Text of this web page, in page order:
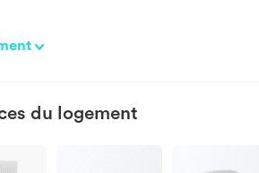
du logement